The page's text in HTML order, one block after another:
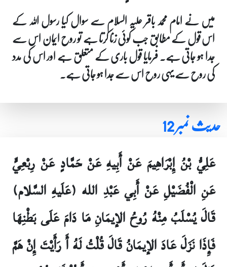
میں نے امام محمد باقر علیہ السلام سے سوال کیا رسول اللہ کے
اس قول کے مطابق جب کوئی زنا کرتا ہے تو روح ایمان اس سے
جدا ہو جاتی ہے۔ فرمایا قول باری کے متعلق ہے اور اس کی مدد
کی روح سے یہی روح اس سے جدا ہو جاتی ہے۔
حدیث نمبر 12
عَلِيُّ بْنُ إِبْرَاهِيمَ عَنْ أَبِيهِ عَنْ حَمَّادٍ عَنْ رِبْعِيٍّ
عَنِ الْفُضَيْلِ عَنْ أَبِي عَبْدِ الله (عَلَيهِ السَّلام)
قَالَ يُسْلَبُ مِنْهُ رُوحُ الإيمَانِ مَا دَامَ عَلَى بَطْنِهَا
فَإِذَا نَزَلَ عَادَ الإيمَانُ قَالَ قُلْتُ لَهُ أَ رَأَيْتَ إِنْ هَمَّ